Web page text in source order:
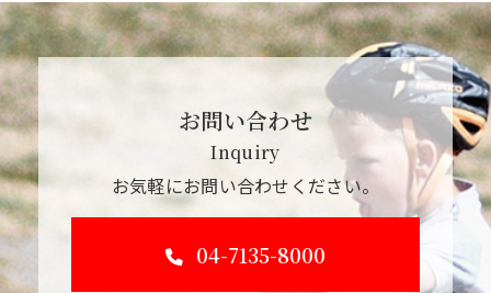
お問い合わせ
Inquiry
お気軽にお問い合わせください。
04-7135-8000